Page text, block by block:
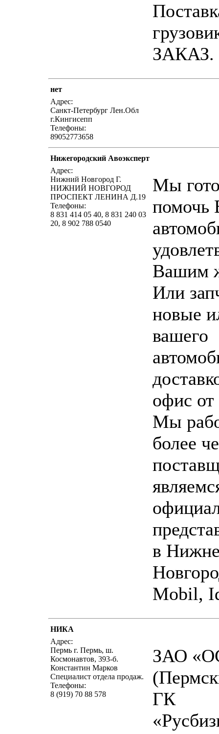
ЗАКАЗ.
нет
Адрес:
Санкт-Петербург Лен.Обл
г.Кингисепп
Телефоны:
89052773658
Нижегородский Авоэксперт
Адрес:
Нижний Новгород Г.
НИЖНИЙ НОВГОРОД
ПРОСПЕКТ ЛЕНИНА Д.19
Телефоны:
8 831 414 05 40, 8 831 240 03
20, 8 902 788 0540
Мы
помочь
Вашим
Или
новые
вашего
офис от
Мы
более
в
Mobil,
НИКА
Адрес:
Пермь г. Пермь, ш.
Космонавтов, 393-б.
Константин Марков
Специалист отдела продаж.
Телефоны:
8 (919) 70 88 578
ЗАО
ГК